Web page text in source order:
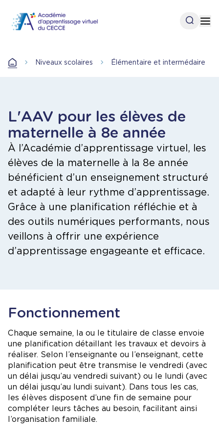
contenu
Open
AccueilNiveaux scolaires Élémentaire et intermédaire
L'AAV pour les élèves de
maternelle à 8e année
À l’Académie d’apprentissage virtuel, les
élèves de la maternelle à la 8e année
bénéficient d’un enseignement structuré
et adapté à leur rythme d’apprentissage.
Grâce à une planification réfléchie et à
des outils numériques performants, nous
veillons à offrir une expérience
d’apprentissage engageante et efficace.
Fonctionnement
Chaque semaine, la ou le titulaire de classe envoie
une planification détaillant les travaux et devoirs à
réaliser. Selon l’enseignante ou l’enseignant, cette
planification peut être transmise le vendredi (avec
un délai jusqu’au vendredi suivant) ou le lundi (avec
un délai jusqu’au lundi suivant). Dans tous les cas,
les élèves disposent d’une fin de semaine pour
compléter leurs tâches au besoin, facilitant ainsi
l’organisation familiale.